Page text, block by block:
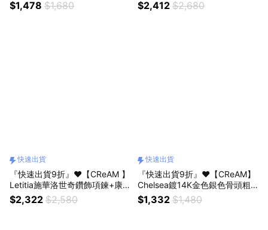
浪漫送禮 #生日禮盒 #情人禮物
$1,478 $1,680
浪漫送禮 #生日禮盒 #情人禮物
$2,412 $2,680
快速出貨
『快速出貨9折』❤️【CReAM 】
Letitia施華洛世奇鑽飾項鍊+康
乃馨永生花禮盒組 #禮盒 #浪漫
送禮 #生日禮物#母親節
$2,322 $2,580
快速出貨
『快速出貨9折』❤️【CReAM】
Chelsea鍍14K金色銀色骨頭粗
曠中性男女項鍊 項鏈 #禮盒 #浪
漫送禮 #生日禮盒 #情人禮物 #
$1,332 $1,480